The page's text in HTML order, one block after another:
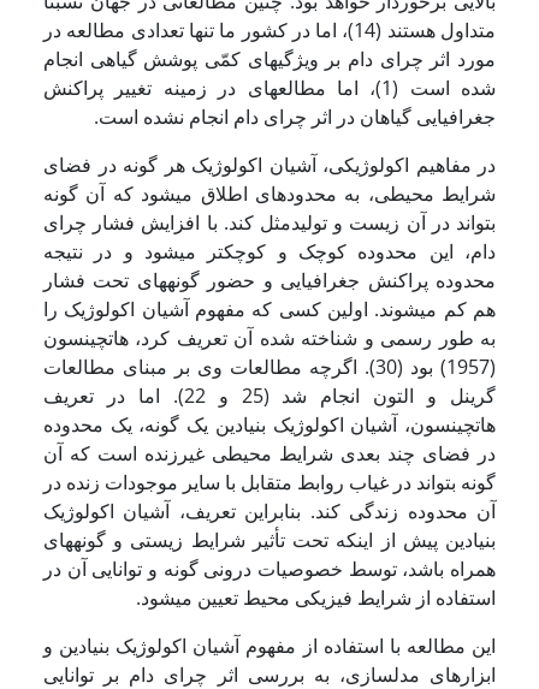
متداول هستند (14)، اما در کشور ما تنها تعدادی مطالعه در
مورد اثر چرای دام بر ویژگی­های کمّی پوشش گیاهی انجام
شده است (1)، اما مطالعه­ای در زمینه تغییر پراکنش
جغرافیایی گیاهان در اثر چرای دام انجام نشده است.
در مفاهیم اکولوژیکی، آشیان اکولوژیک هر گونه در فضای
شرایط محیطی، به محدوده­ای اطلاق می­شود که آن گونه
بتواند در آن زیست و تولیدمثل کند. با افزایش فشار چرای
دام، این محدوده کوچک و کوچک­تر می­شود و در نتیجه
محدوده پراکنش جغرافیایی و حضور گونه­های تحت فشار
هم کم می­شوند. اولین کسی که مفهوم آشیان اکولوژیک را
به طور رسمی و شناخته شده آن تعریف کرد، هاتچینسون
(1957) بود (30). اگرچه مطالعات وی بر مبنای مطالعات
گرینل و التون انجام شد (25 و 22). اما در تعریف
هاتچینسون، آشیان اکولوژیک بنیادین یک گونه، یک محدوده
در فضای چند بعدی شرایط محیطی غیرزنده است که آن
گونه بتواند در غیاب روابط متقابل با سایر موجودات زنده در
آن محدوده زندگی کند. بنابراین تعریف، آشیان اکولوژیک
بنیادین پیش از اینکه تحت تأثیر شرایط زیستی و گونه­های
همراه باشد، توسط خصوصیات درونی گونه و توانایی آن در
استفاده از شرایط فیزیکی محیط تعیین می­شود.
این مطالعه با استفاده از مفهوم آشیان اکولوژیک بنیادین و
ابزارهای مدل­سازی، به بررسی اثر چرای دام بر توانایی